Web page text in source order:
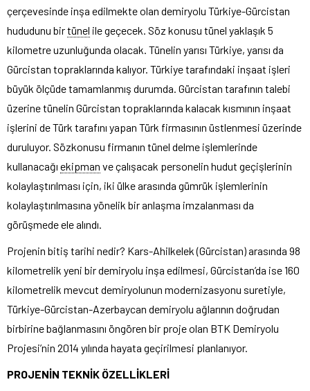
çerçevesinde inşa edilmekte olan demiryolu Türkiye-Gürcistan
hududunu birtünel ile geçecek. Söz konusu tünel yaklaşık 5
kilometre uzunluğunda olacak. Tünelin yarısı Türkiye, yarısı da
Gürcistan topraklarında kalıyor. Türkiye tarafındaki inşaat işleri
büyük ölçüde tamamlanmış durumda. Gürcistan tarafının talebi
üzerine tünelin Gürcistan topraklarında kalacak kısmının inşaat
işlerini de Türk tarafını yapan Türk firmasının üstlenmesi üzerinde
duruluyor. Sözkonusu firmanın tünel delme işlemlerinde
kullanacağı ekipman ve çalışacak personelin hudut geçişlerinin
kolaylaştırılması için, iki ülke arasında gümrük işlemlerinin
kolaylaştırılmasına yönelik bir anlaşma imzalanması da
görüşmede ele alındı.
Projenin bitiş tarihi nedir? Kars-Ahilkelek (Gürcistan) arasında 98
kilometrelik yeni bir demiryolu inşa edilmesi, Gürcistan’da ise 160
kilometrelik mevcut demiryolunun modernizasyonu suretiyle,
Türkiye-Gürcistan-Azerbaycan demiryolu ağlarının doğrudan
birbirine bağlanmasını öngören bir proje olan BTK Demiryolu
Projesi’nin 2014 yılında hayata geçirilmesi planlanıyor.
PROJENİN TEKNİK ÖZELLİKLERİ